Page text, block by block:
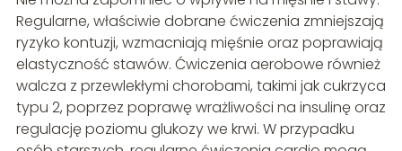
Regularne, właściwie dobrane ćwiczenia zmniejszają
ryzyko kontuzji, wzmacniają mięśnie oraz poprawiają
elastyczność stawów. Ćwiczenia aerobowe również
walcza z przewlekłymi chorobami, takimi jak cukrzyca
typu 2, poprzez poprawę wrażliwości na insulinę oraz
regulację poziomu glukozy we krwi. W przypadku